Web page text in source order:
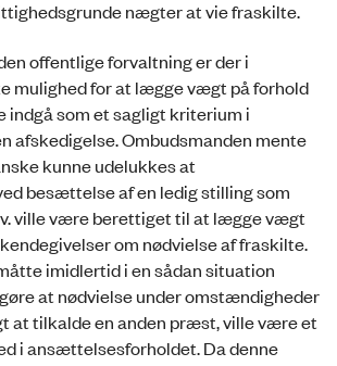
nægter at vie fraskilte.
offentlige forvaltning er der i
mulighed for at lægge vægt på forhold
indgå som et sagligt kriterium i
afskedigelse. Ombudsmanden mente
kunne udelukkes at
besættelse af en ledig stilling som
ville være berettiget til at lægge vægt
om nødvielse af fraskilte.
imidlertid i en sådan situation
at nødvielse under omstændigheder
at tilkalde en anden præst, ville være et
i ansættelsesforholdet. Da denne